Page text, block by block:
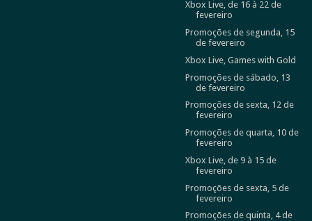
Xbox Live, de 16 à 22 de
fevereiro
Promoções de segunda, 15
de fevereiro
Xbox Live, Games with Gold
Promoções de sábado, 13
de fevereiro
Promoções de sexta, 12 de
fevereiro
Promoções de quarta, 10 de
fevereiro
Xbox Live, de 9 à 15 de
fevereiro
Promoções de sexta, 5 de
fevereiro
Promoções de quinta, 4 de